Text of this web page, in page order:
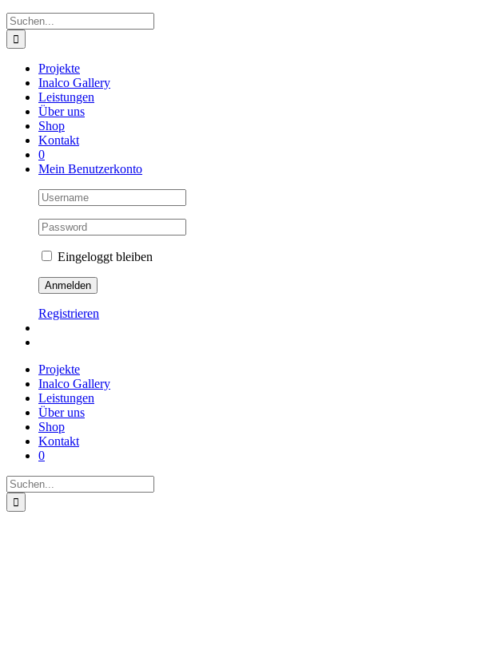
Suche
nach:
Projekte
Inalco Gallery
Leistungen
Über uns
Shop
Kontakt
0
Mein Benutzerkonto
Eingeloggt bleiben
Registrieren
Projekte
Inalco Gallery
Leistungen
Über uns
Shop
Kontakt
0
Suche
nach: